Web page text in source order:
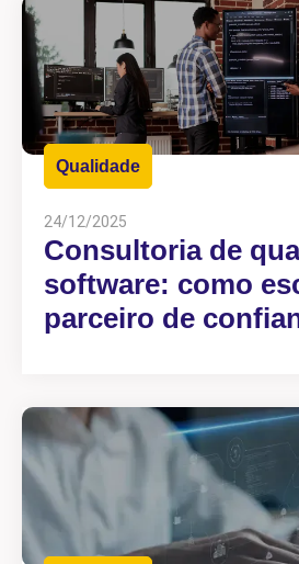
Qualidade
24/12/2025
Consultoria de
software: como
parceiro de